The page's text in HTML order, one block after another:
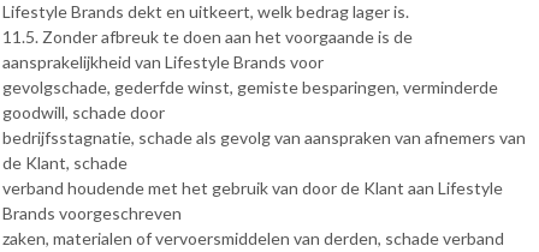
Lifestyle Brands dekt en uitkeert, welk bedrag lager is.
11.5. Zonder afbreuk te doen aan het voorgaande is de
aansprakelijkheid van Lifestyle Brands voor
gevolgschade, gederfde winst, gemiste besparingen, verminderde
goodwill, schade door
bedrijfsstagnatie, schade als gevolg van aanspraken van afnemers van
de Klant, schade
verband houdende met het gebruik van door de Klant aan Lifestyle
Brands voorgeschreven
zaken, materialen of vervoersmiddelen van derden, schade verband